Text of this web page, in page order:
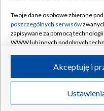
Rada Programowa
System NOS
Informacje o nadawcy
Program dla prasy
Ogłoszenie przetargowe
©2026 Telewizja
Twoje dane osobowe zbierane
poszczególnych serwisów
zapisywane za pomocą
WWW lub innych podobnych
ruchu w Internecie.
Twoje dane osobowe zbierane
poszczególnych serwisówna
Akceptuję i